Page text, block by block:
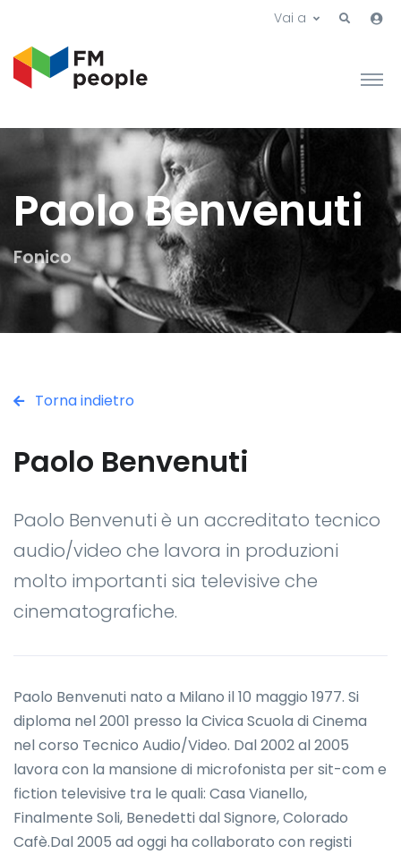
Vai a
Paolo Benvenuti
Fonico
Torna indietro
Paolo Benvenuti
Paolo Benvenuti è un accreditato tecnico
audio/video che lavora in produzioni
molto importanti sia televisive che
cinematografiche.
Paolo Benvenuti nato a Milano il 10 maggio 1977. Si
diploma nel 2001 presso la Civica Scuola di Cinema
nel corso Tecnico Audio/Video. Dal 2002 al 2005
lavora con la mansione di microfonista per sit-com e
fiction televisive tra le quali: Casa Vianello,
Finalmente Soli, Benedetti dal Signore, Colorado
Cafè.Dal 2005 ad oggi ha collaborato con registi